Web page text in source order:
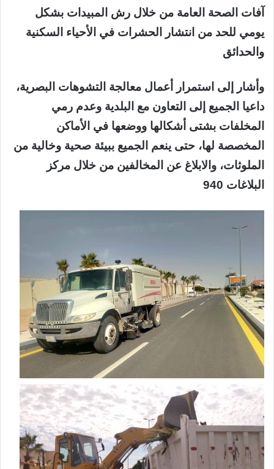
آفات الصحة العامة من خلال رش المبيدات بشكل
يومي للحد من انتشار الحشرات في الأحياء السكنية
والحدائق
وأشار إلى استمرار أعمال معالجة التشوهات البصرية،
داعيا الجميع إلى التعاون مع البلدية وعدم رمي
المخلفات بشتى أشكالها ووضعها في الأماكن
المخصصة لها، حتى ينعم الجميع ببيئة صحية وخالية من
الملوثات، والابلاغ عن المخالفين من خلال مركز
البلاغات 940